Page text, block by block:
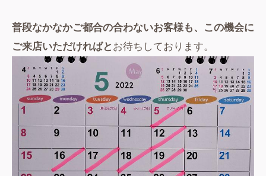
普段なかなかご都合の合わないお客様も、この機会に
ご来店いただければと お待ちしております。